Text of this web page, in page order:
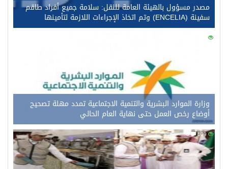
مصدر مسؤول بالهيئة العامة للنقل: سلامة جميع أفراد طاقم
سفينة (ENCELIA) وتم اتخاذ الإجراءات اللازمة لتأمينها
128
وزارة الموارد البشرية والتنمية الاجتماعية تمدد مهلة تصحيح
أوضاع رخص العمل حتى نهاية العام الحالي
109
0